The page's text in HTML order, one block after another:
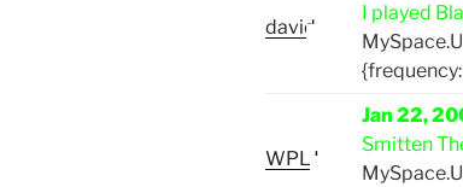
david
I played
{frequency:
WPLJ
Jan 22,
Smitten